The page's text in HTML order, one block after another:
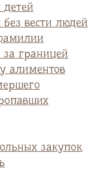
вести людей
границей
алиментов
закупок